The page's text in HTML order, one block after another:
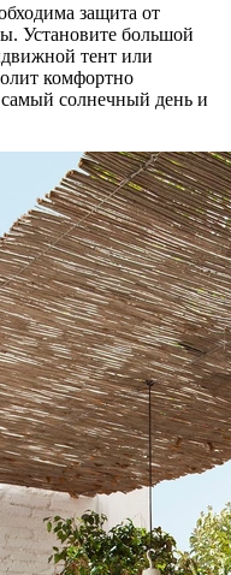
защита от
Установите большой
тент или
комфортно
самый солнечный день и